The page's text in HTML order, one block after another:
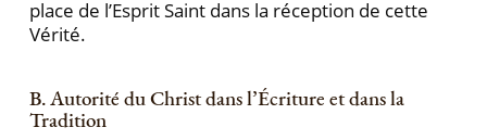
place de l’Esprit Saint dans la réception de cette
Vérité.
B. Autorité du Christ dans l’Écriture et dans la
Tradition